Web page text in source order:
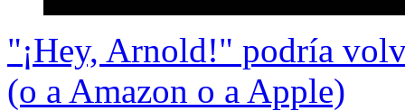
"¡Hey, Arnold!" podría
(o a Amazon o a Apple)